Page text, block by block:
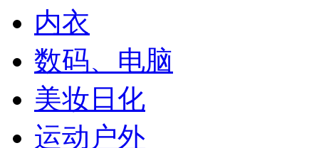
内衣
数码、电脑
美妆日化
运动户外